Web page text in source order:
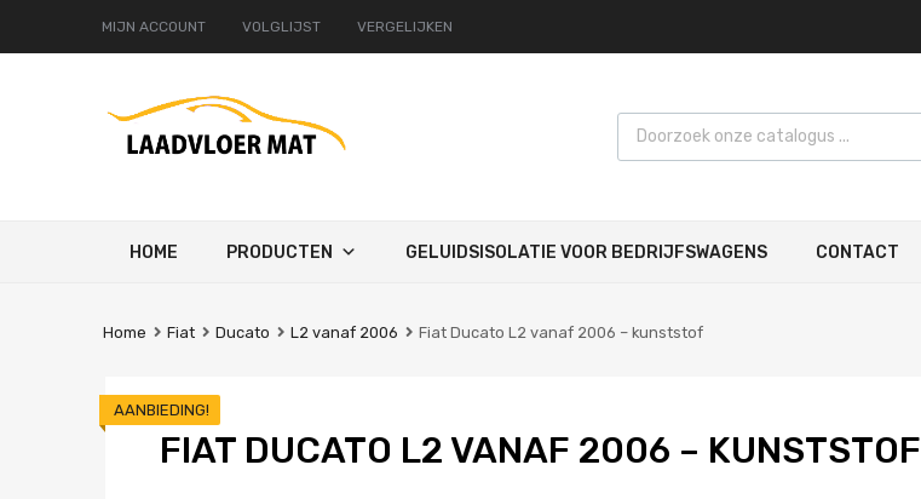
MIJN ACCOUNT VOLGLIJST VERGELIJKEN
Products search
HOME PRODUCTEN GELUIDSISOLATIE VOOR BEDRIJFSWAGENS CONTACT
Home Fiat Ducato L2 vanaf 2006 Fiat Ducato L2 vanaf 2006 – kunststof
FIAT DUCATO L2 VANAF 2006 – KUNSTSTOF
AANBIEDING!